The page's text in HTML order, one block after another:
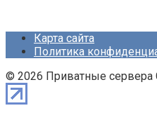
Карта сайта
Политика
© 2026 Приватные сервера